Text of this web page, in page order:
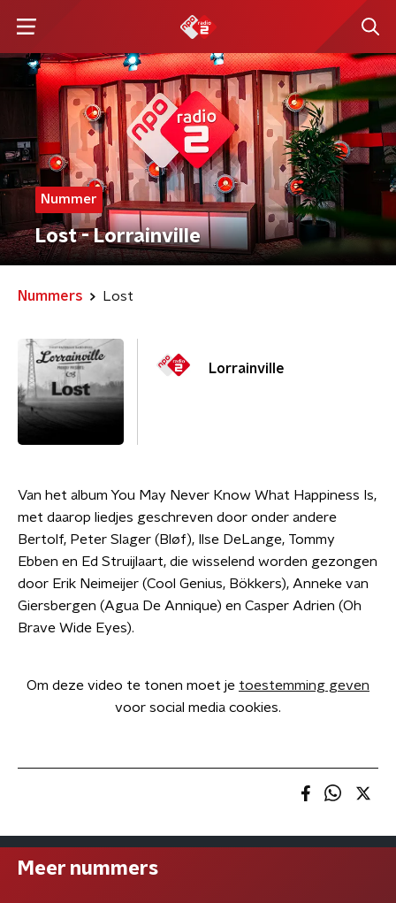
Nummer
Lost - Lorrainville
Nummers Lost
Lorrainville
Van het album You May Never Know What Happiness Is,
met daarop liedjes geschreven door onder andere
Bertolf, Peter Slager (Bløf), Ilse DeLange, Tommy
Ebben en Ed Struijlaart, die wisselend worden gezongen
door Erik Neimeijer (Cool Genius, Bökkers), Anneke van
Giersbergen (Agua De Annique) en Casper Adrien (Oh
Brave Wide Eyes).
Om deze video te tonen moet je toestemming geven
voor social media cookies.
Meer nummers